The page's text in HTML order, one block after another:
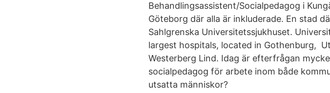
Behandlingsassistent/Socialpedagog i
Göteborg där alla är inkluderade. En stad
Sahlgrenska Universitetssjukhuset.
largest hospitals, located in Gothenburg,
Westerberg Lind. Idag är efterfrågan
socialpedagog för arbete inom både
utsatta människor?